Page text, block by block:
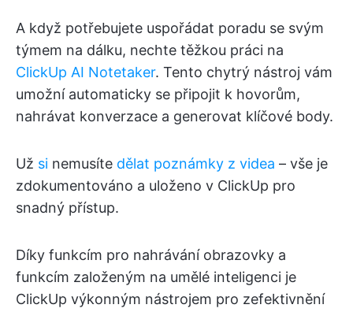
A když potřebujete uspořádat poradu se svým
týmem na dálku, nechte těžkou práci na
ClickUp AI Notetaker. Tento chytrý nástroj vám
umožní automaticky se připojit k hovorům,
nahrávat konverzace a generovat klíčové body.
Už si nemusíte dělat poznámky z videa – vše je
zdokumentováno a uloženo v ClickUp pro
snadný přístup.
Díky funkcím pro nahrávání obrazovky a
funkcím založeným na umělé inteligenci je
ClickUp výkonným nástrojem pro zefektivnění